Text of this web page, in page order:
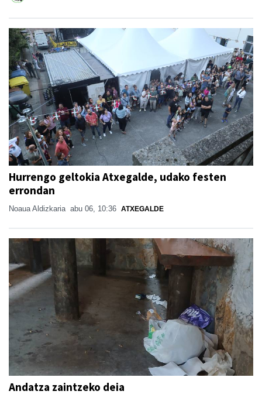
Hurrengo geltokia Atxegalde, udako festen
errondan
Noaua Aldizkaria abu 06, 10:36 ATXEGALDE
Andatza zaintzeko deia